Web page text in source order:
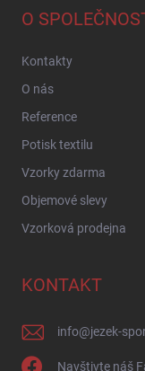
O
Kontakty
O nás
Reference
Potisk textilu
Vzorky zdarma
Objemové slevy
Vzorková prodejna
KONTAKT
info@jezek-
Navštivte náš